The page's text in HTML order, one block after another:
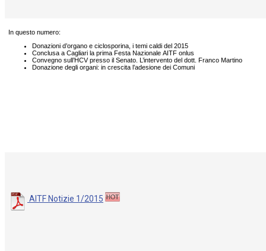
In questo numero:
Donazioni d’organo e ciclosporina, i temi caldi del 2015
Conclusa a Cagliari la prima Festa Nazionale AITF onlus
Convegno sull’HCV presso il Senato. L’intervento del dott. Franco Martino
Donazione degli organi: in crescita l’adesione dei Comuni
AITF Notizie 1/2015